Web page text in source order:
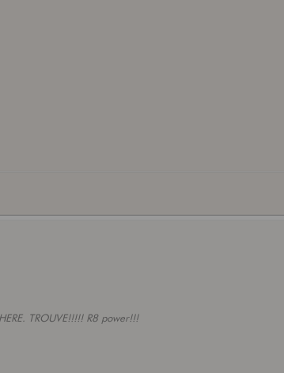
TROUVE!!!!! R8 power!!!